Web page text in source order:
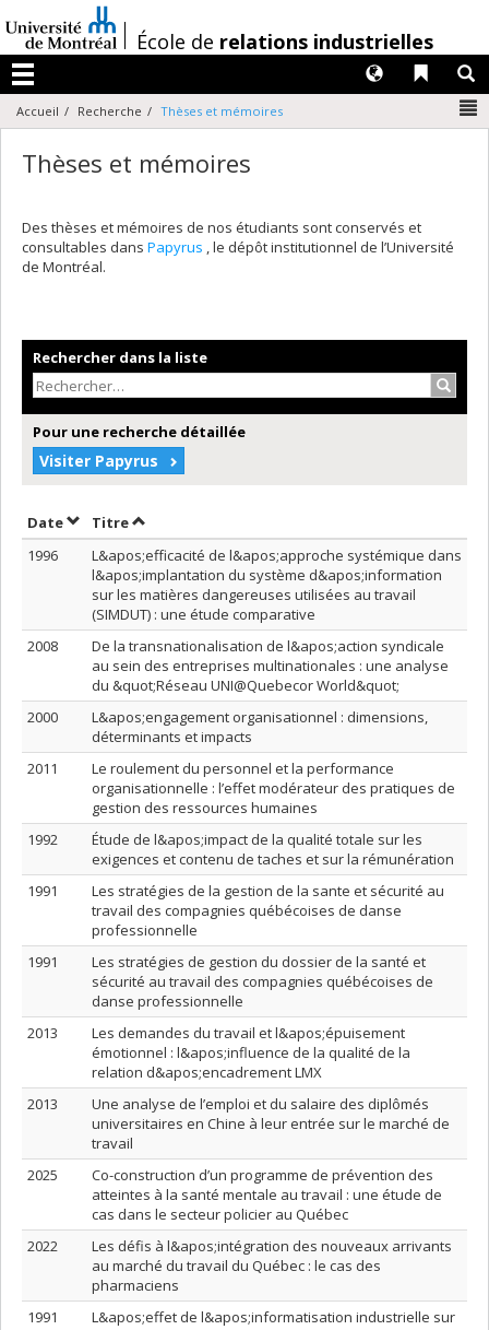
au
contenu
/École de relations industrielles
Menu
Liens
Langues
Accueil Recherche Thèses et mémoires
Thèses et mémoires
Des thèses et mémoires de nos étudiants sont conservés et
consultables dans Papyrus , le dépôt institutionnel de l’Université
de Montréal.
Rechercher dans la liste
Pour une recherche détaillée
Visiter Papyrus
DateTrier par date en ordre croissant
TitreTrier par titre en ordre croissant
1996
L&apos;efficacité de l&apos;approche systémique dans
l&apos;implantation du système d&apos;information
sur les matières dangereuses utilisées au travail
(SIMDUT) : une étude comparative
2008
De la transnationalisation de l&apos;action syndicale
au sein des entreprises multinationales : une analyse
du &quot;Réseau UNI@Quebecor World&quot;
2000
L&apos;engagement organisationnel : dimensions,
déterminants et impacts
2011
Le roulement du personnel et la performance
organisationnelle : l’effet modérateur des pratiques de
gestion des ressources humaines
1992
Étude de l&apos;impact de la qualité totale sur les
exigences et contenu de taches et sur la rémunération
1991
Les stratégies de la gestion de la sante et sécurité au
travail des compagnies québécoises de danse
professionnelle
1991
Les stratégies de gestion du dossier de la santé et
sécurité au travail des compagnies québécoises de
danse professionnelle
2013
Les demandes du travail et l&apos;épuisement
émotionnel : l&apos;influence de la qualité de la
relation d&apos;encadrement LMX
2013
Une analyse de l’emploi et du salaire des diplômés
universitaires en Chine à leur entrée sur le marché de
travail
2025
Co-construction d’un programme de prévention des
atteintes à la santé mentale au travail : une étude de
cas dans le secteur policier au Québec
2022
Les défis à l&apos;intégration des nouveaux arrivants
au marché du travail du Québec : le cas des
pharmaciens
1991
L&apos;effet de l&apos;informatisation industrielle sur